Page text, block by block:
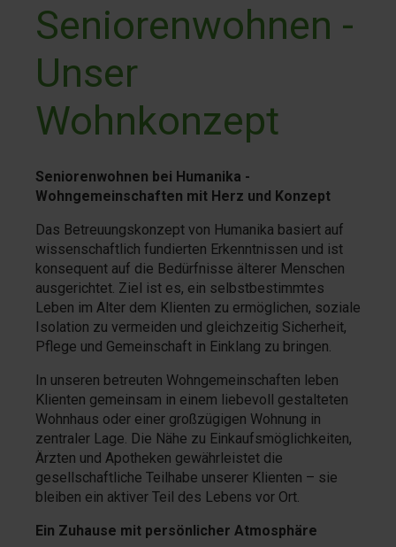
Seniorenwohnen -
Unser
Wohnkonzept
Seniorenwohnen bei Humanika -
Wohngemeinschaften mit Herz und Konzept
Das Betreuungskonzept von Humanika basiert auf
wissenschaftlich fundierten Erkenntnissen und ist
konsequent auf die Bedürfnisse älterer Menschen
ausgerichtet. Ziel ist es, ein selbstbestimmtes
Leben im Alter dem Klienten zu ermöglichen, soziale
Isolation zu vermeiden und gleichzeitig Sicherheit,
Pflege und Gemeinschaft in Einklang zu bringen.
In unseren betreuten Wohngemeinschaften leben
Klienten gemeinsam in einem liebevoll gestalteten
Wohnhaus oder einer großzügigen Wohnung in
zentraler Lage. Die Nähe zu Einkaufsmöglichkeiten,
Ärzten und Apotheken gewährleistet die
gesellschaftliche Teilhabe unserer Klienten – sie
bleiben ein aktiver Teil des Lebens vor Ort.
Ein Zuhause mit persönlicher Atmosphäre